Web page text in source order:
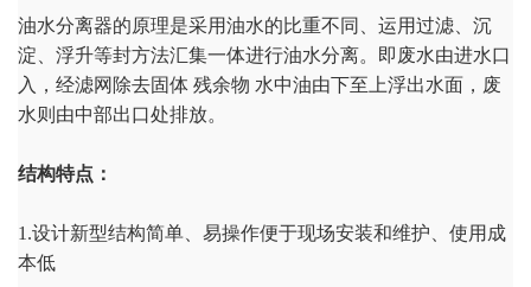
油水分离器的原理是采用油水的比重不同、运用过滤、沉
淀、浮升等封方法汇集一体进行油水分离。即废水由进水口
入，经滤网除去固体 残余物 水中油由下至上浮出水面，废
水则由中部出口处排放。
结构特点：
1.设计新型结构简单、易操作便于现场安装和维护、使用成
本低